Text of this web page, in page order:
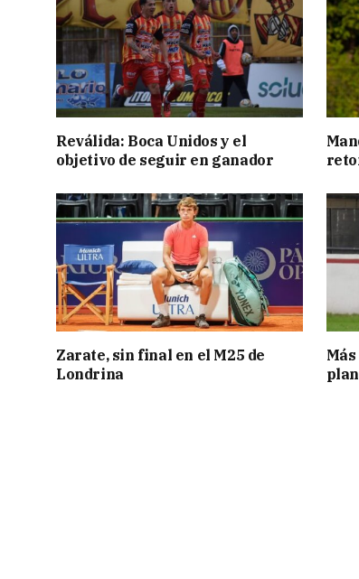
Reválida: Boca Unidos y el
objetivo de seguir en ganador
Zarate, sin final en el M25 de
Londrina